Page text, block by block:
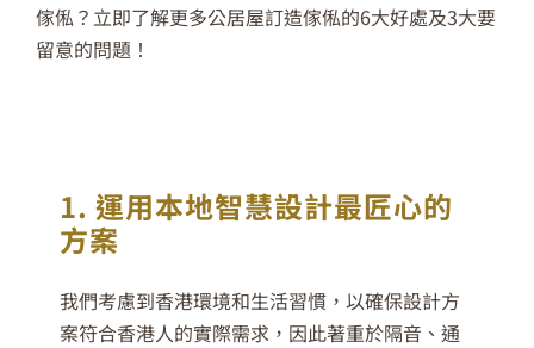
傢俬？立即了解更多公居屋訂造傢俬的6大好處及3大要
留意的問題！
1. 運用本地智慧設計最匠心的
方案
我們考慮到香港環境和生活習慣，以確保設計方
案符合香港人的實際需求，因此著重於隔音、通